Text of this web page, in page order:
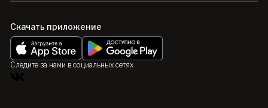
Скачать приложение
Следите за нами в социальных сетях